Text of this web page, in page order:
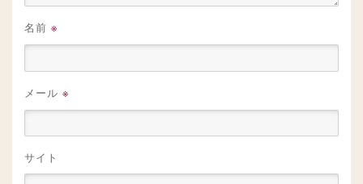
名前 ※
メール ※
サイト